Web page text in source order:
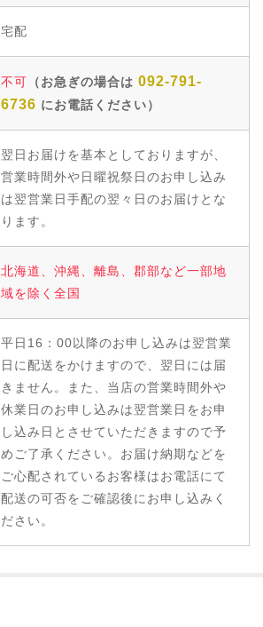
宅配
不可 （お急ぎの場合は 092-791-
6736 にお電話ください）
翌日お届けを基本としておりますが、
営業時間外や日曜祝祭日のお申し込み
は翌営業日手配の翌々日のお届けとな
ります。
北海道、沖縄、離島、郡部など一部地
域を除く全国
平日16：00以降のお申し込みは翌営業
日に配送をかけますので、翌日には届
きません。また、当店の営業時間外や
休業日のお申し込みは翌営業日をお申
し込み日とさせていただきますので予
めご了承ください。お届け納期などを
ご心配されているお客様はお電話にて
配送の可否をご確認後にお申し込みく
ださい。